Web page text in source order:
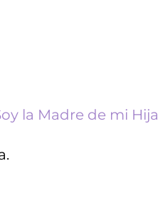
la Madre de mi Hija